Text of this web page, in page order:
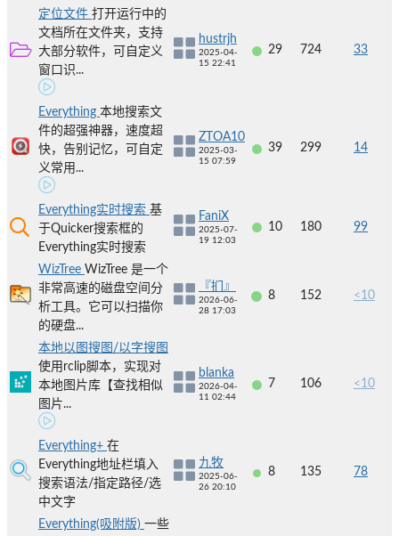
定位文件 打开运行中的
文档所在文件夹，支持
大部分软件，可自定义
窗口识...
hustrjh
2025-04-
15 22:41
29 724 33
Everything 本地搜索文
件的超强神器，速度超
快，告别记忆，可自定
义常用...
ZTOA10
2025-03-
15 07:59
39 299 14
Everything实时搜索 基
于Quicker搜索框的
Everything实时搜索
FaniX
2025-07-
19 12:03
10 180 99
WizTree WizTree 是一个
非常高速的磁盘空间分
析工具。它可以扫描你
的硬盘...
『扪』
2026-06-
28 17:03
8 152 <10
本地以图搜图/以字搜图
使用rclip脚本，实现对
本地图片库【查找相似
图片...
blanka
2026-04-
11 02:44
7 106 <10
Everything+ 在
Everything地址栏填入
搜索语法/指定路径/选
中文字
九牧
2025-06-
26 20:10
8 135 78
Everything(吸附版) 一些